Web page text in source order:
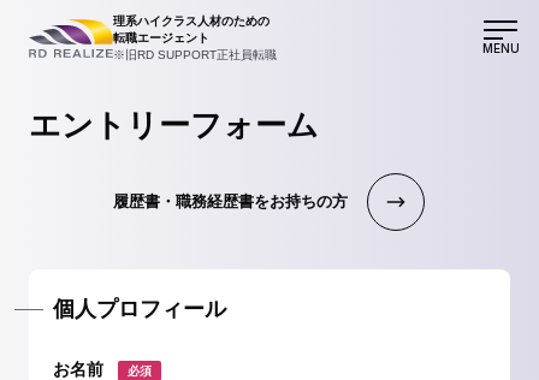
理系ハイクラス人材のための
転職エージェント
※旧RD SUPPORT正社員転職
MENU
エントリーフォーム
履歴書・職務経歴書をお持ちの方
個人プロフィール
お名前 必須